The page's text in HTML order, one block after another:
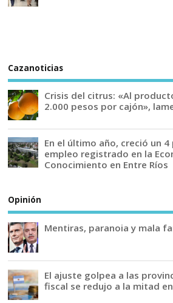
Cazanoticias
Crisis del citrus: «Al
2.000 pesos por cajón»,
En el último año, creció un
empleo registrado en la
Conocimiento en Entre Ríos
Opinión
Mentiras, paranoia y mala
El ajuste golpea a las
fiscal se redujo a la mitad